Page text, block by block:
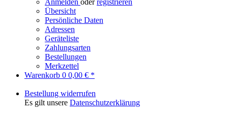
Anmelden oderregistrieren
Übersicht
Persönliche Daten
Adressen
Geräteliste
Zahlungsarten
Bestellungen
Merkzettel
Warenkorb 0 0,00 € *
Bestellung widerrufen
Es gilt unsere Datenschutzerklärung